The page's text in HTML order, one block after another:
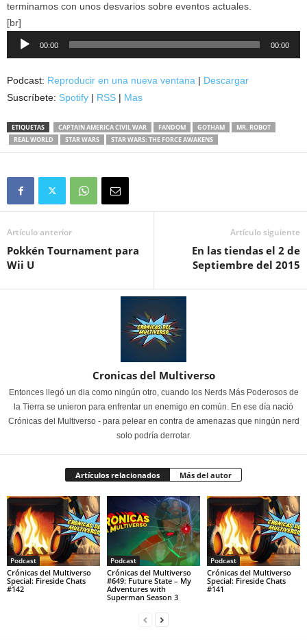
terminamos con unos desvarios sobre eventos actuales.
[br]
Reproductor
00:00 00:00
Podcast: Reproducir en una nueva ventana | Descargar
Suscríbete: Spotify | RSS | Mas
ETIQUETAS CAPTAIN AMERICA CIVIL WAR FANDOM GOTHAM
MR. ROBOT
REAL WORLD
STAR WARS STAR WARS: THE FORCE AWAKENS
Artículo anterior
Pokkén Tournament para
Wii U
Artículo siguiente
En las tiendas el 2 de
Septiembre del 2015
Cronicas del Multiverso
Entonces llegó un dia como ningún otro, cuando los Nerds Más Poderosos de
la Tierra se unieron para enfrentar un enemigo en común. En ese día nació
Crónicas del Multiverso - para pelear en contra de amenazas que ningún nerd
solo podría derrotar.
Artículos relacionados Más del autor
Podcast
Crónicas del Multiverso
Special: Fireside Chats
#142
Podcast
Crónicas del Multiverso
#649: Future State – My
Adventures with
Superman Season 3
Podcast
Crónicas del Multiverso
Special: Fireside Chats
#141